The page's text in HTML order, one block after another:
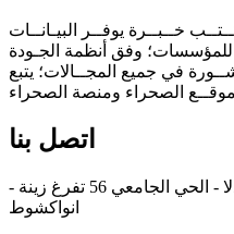
خــبــرة يوفــر البيـانــات
للمؤسسات؛ وفق أنظمة الجـودة
في جميع المجــالات؛ يتبع
اتصل بنا
المقر: شارع نيلسون مانيدلا - الحي الجامعي 56 تفرغ زينة -